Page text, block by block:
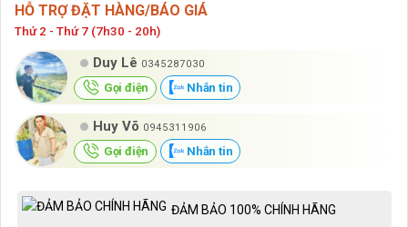
HỖ TRỢ ĐẶT HÀNG/BÁO GIÁ
Thứ 2 - Thứ 7 (7h30 - 20h)
Duy Lê 0345287030
Gọi điện Nhắn tin
Huy Võ 0945311906
Gọi điện Nhắn tin
ĐẢM BẢO 100% CHÍNH HÃNG